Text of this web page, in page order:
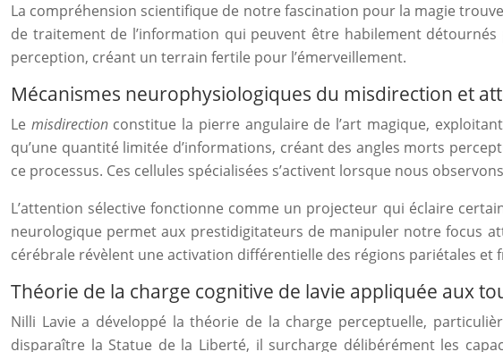
La compréhension scientifique de notre fascination pour la magie
de traitement de l’information qui peuvent être habilement
perception, créant un terrain fertile pour l’émerveillement.
Mécanismes neurophysiologiques du misdirection et
Le misdirection constitue la pierre angulaire de l’art magique,
qu’une quantité limitée d’informations, créant des angles morts
ce processus. Ces cellules spécialisées s’activent lorsque nous
L’attention sélective fonctionne comme un projecteur qui éclaire
neurologique permet aux prestidigitateurs de manipuler notre focus
cérébrale révèlent une activation différentielle des régions pariétales et
Théorie de la charge cognitive de lavie appliquée aux
Nilli Lavie a développé la théorie de la charge perceptuelle,
disparaître la Statue de la Liberté, il surcharge délibérément les